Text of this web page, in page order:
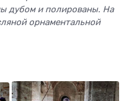
дубом и полированы. На
орнаментальной